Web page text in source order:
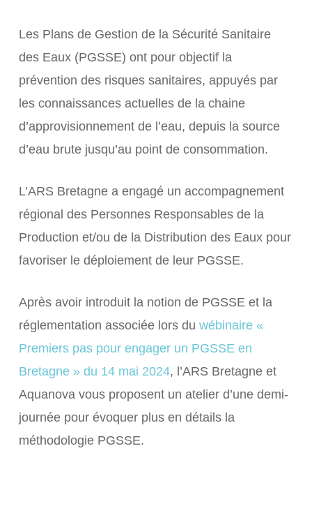
Les Plans de Gestion de la Sécurité Sanitaire
des Eaux (PGSSE) ont pour objectif la
prévention des risques sanitaires, appuyés par
les connaissances actuelles de la chaine
d’approvisionnement de l’eau, depuis la source
d’eau brute jusqu’au point de consommation.
L’ARS Bretagne a engagé un accompagnement
régional des Personnes Responsables de la
Production et/ou de la Distribution des Eaux pour
favoriser le déploiement de leur PGSSE.
Après avoir introduit la notion de PGSSE et la
réglementation associée lors du wébinaire «
Premiers pas pour engager un PGSSE en
Bretagne » du 14 mai 2024, l’ARS Bretagne et
Aquanova vous proposent un atelier d’une demi-
journée pour évoquer plus en détails la
méthodologie PGSSE.